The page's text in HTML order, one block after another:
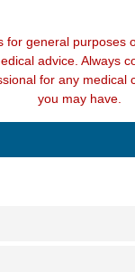
for general purposes
advice. Always
for any medical
you may have.